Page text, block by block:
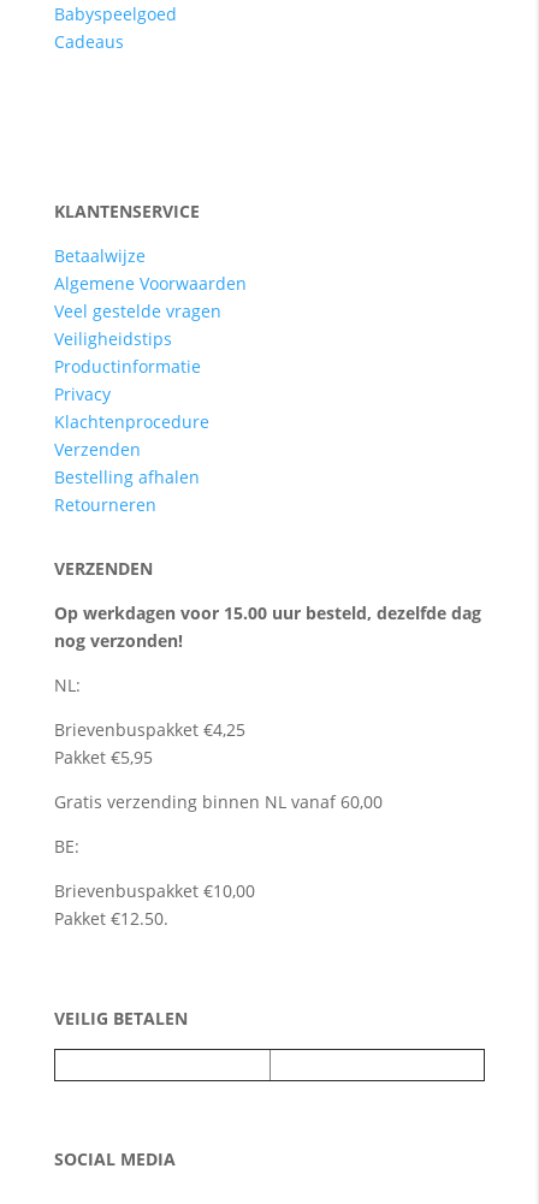
Babyspeelgoed
Cadeaus
KLANTENSERVICE
Betaalwijze
Algemene Voorwaarden
Veel gestelde vragen
Veiligheidstips
Productinformatie
Privacy
Klachtenprocedure
Verzenden
Bestelling afhalen
Retourneren
VERZENDEN
Op werkdagen voor 15.00 uur besteld, dezelfde dag
nog verzonden!
NL:
Brievenbuspakket €4,25
Pakket €5,95
Gratis verzending binnen NL vanaf 60,00
BE:
Brievenbuspakket €10,00
Pakket €12.50.
VEILIG BETALEN
SOCIAL MEDIA